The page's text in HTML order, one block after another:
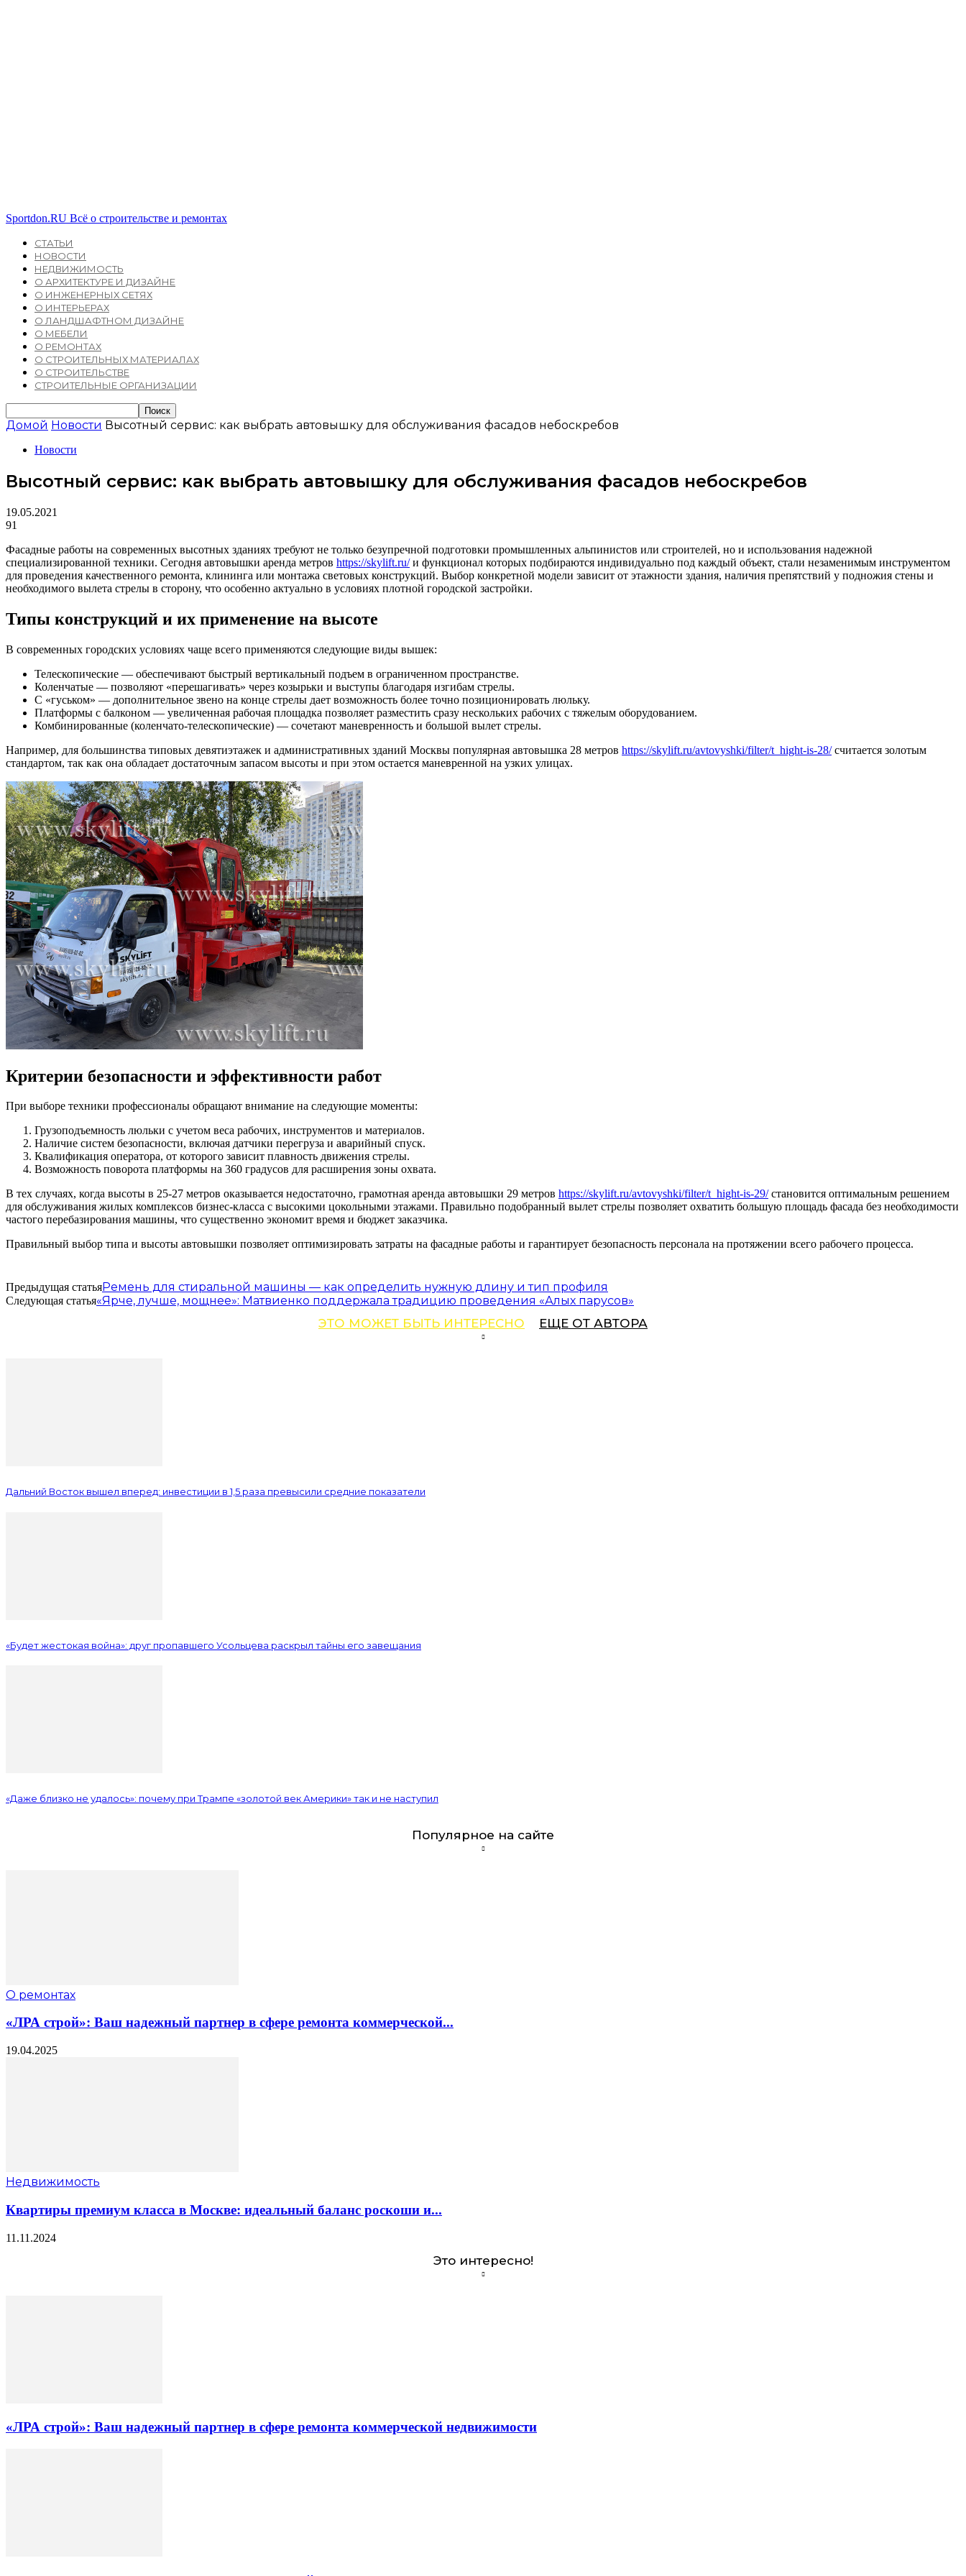
Sportdon.RU Всё о строительстве и ремонтах
СТАТЬИ
НОВОСТИ
НЕДВИЖИМОСТЬ
О АРХИТЕКТУРЕ И ДИЗАЙНЕ
О ИНЖЕНЕРНЫХ СЕТЯХ
О ИНТЕРЬЕРАХ
О ЛАНДШАФТНОМ ДИЗАЙНЕ
О МЕБЕЛИ
О РЕМОНТАХ
О СТРОИТЕЛЬНЫХ МАТЕРИАЛАХ
О СТРОИТЕЛЬСТВЕ
СТРОИТЕЛЬНЫЕ ОРГАНИЗАЦИИ
Домой Новости Высотный сервис: как выбрать автовышку для обслуживания фасадов небоскребов
Новости
Высотный сервис: как выбрать автовышку для обслуживания фасадов небоскребов
19.05.2021
91
Фасадные работы на современных высотных зданиях требуют не только безупречной подготовки промышленных альпинистов или строителей, но и использования надежной
специализированной техники. Сегодня автовышки аренда метров https://skylift.ru/и функционал которых подбираются индивидуально под каждый объект, стали незаменимым инструментом
для проведения качественного ремонта, клининга или монтажа световых конструкций. Выбор конкретной модели зависит от этажности здания, наличия препятствий у подножия стены и
необходимого вылета стрелы в сторону, что особенно актуально в условиях плотной городской застройки.
Типы конструкций и их применение на высоте
В современных городских условиях чаще всего применяются следующие виды вышек:
Телескопические — обеспечивают быстрый вертикальный подъем в ограниченном пространстве.
Коленчатые — позволяют «перешагивать» через козырьки и выступы благодаря изгибам стрелы.
С «гуськом» — дополнительное звено на конце стрелы дает возможность более точно позиционировать люльку.
Платформы с балконом — увеличенная рабочая площадка позволяет разместить сразу нескольких рабочих с тяжелым оборудованием.
Комбинированные (коленчато-телескопические) — сочетают маневренность и большой вылет стрелы.
Например, для большинства типовых девятиэтажек и административных зданий Москвы популярная автовышка 28 метров https://skylift.ru/avtovyshki/filter/t_hight-is-28/считается золотым
стандартом, так как она обладает достаточным запасом высоты и при этом остается маневренной на узких улицах.
Критерии безопасности и эффективности работ
При выборе техники профессионалы обращают внимание на следующие моменты:
Грузоподъемность люльки с учетом веса рабочих, инструментов и материалов.
Наличие систем безопасности, включая датчики перегруза и аварийный спуск.
Квалификация оператора, от которого зависит плавность движения стрелы.
Возможность поворота платформы на 360 градусов для расширения зоны охвата.
В тех случаях, когда высоты в 25-27 метров оказывается недостаточно, грамотная аренда автовышки 29 метров https://skylift.ru/avtovyshki/filter/t_hight-is-29/становится оптимальным решением
для обслуживания жилых комплексов бизнес-класса с высокими цокольными этажами. Правильно подобранный вылет стрелы позволяет охватить большую площадь фасада без необходимости
частого перебазирования машины, что существенно экономит время и бюджет заказчика.
Правильный выбор типа и высоты автовышки позволяет оптимизировать затраты на фасадные работы и гарантирует безопасность персонала на протяжении всего рабочего процесса.
Предыдущая статьяРемень для стиральной машины — как определить нужную длину и тип профиля
Следующая статья«Ярче, лучше, мощнее»: Матвиенко поддержала традицию проведения «Алых парусов»
ЭТО МОЖЕТ БЫТЬ ИНТЕРЕСНО ЕЩЕ ОТ АВТОРА
Дальний Восток вышел вперед: инвестиции в 1,5 раза превысили средние показатели
«Будет жестокая война»: друг пропавшего Усольцева раскрыл тайны его завещания
«Даже близко не удалось»: почему при Трампе «золотой век Америки» так и не наступил
Популярное на сайте
О ремонтах
«ЛРА строй»: Ваш надежный партнер в сфере ремонта коммерческой...
19.04.2025
Недвижимость
Квартиры премиум класса в Москве: идеальный баланс роскоши и...
11.11.2024
Это интересно!
«ЛРА строй»: Ваш надежный партнер в сфере ремонта коммерческой недвижимости